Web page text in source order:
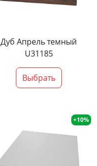
Дуб Апрель темный
U31185
Выбрать
+10%